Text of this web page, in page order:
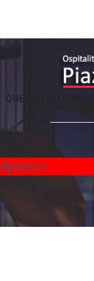
QUESTO SITO
-
Approvo